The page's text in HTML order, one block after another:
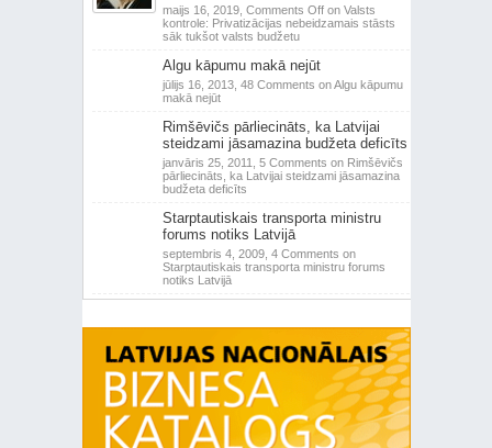
maijs 16, 2019, Comments Offon Valsts
kontrole: Privatizācijas nebeidzamais stāsts
sāk tukšot valsts budžetu
Algu kāpumu makā nejūt
jūlijs 16, 2013, 48 Comments on Algu kāpumu
makā nejūt
Rimšēvičs pārliecināts, ka Latvijai
steidzami jāsamazina budžeta deficīts
janvāris 25, 2011, 5 Comments on Rimšēvičs
pārliecināts, ka Latvijai steidzami jāsamazina
budžeta deficīts
Starptautiskais transporta ministru
forums notiks Latvijā
septembris 4, 2009, 4 Comments on
Starptautiskais transporta ministru forums
notiks Latvijā